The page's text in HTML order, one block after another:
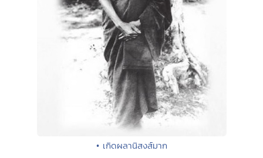
• เกิดผลานิสงส์มาก